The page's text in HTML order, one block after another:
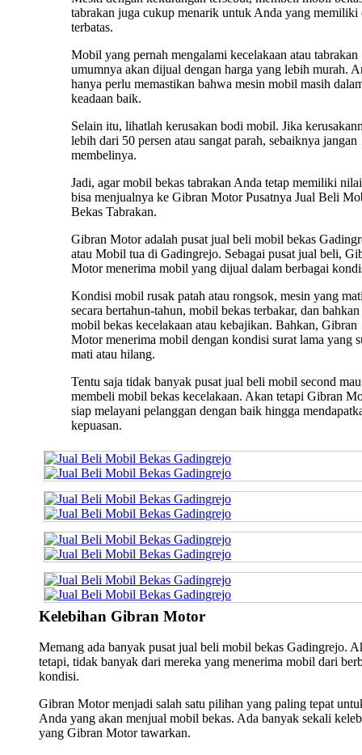
tabrakan juga cukup menarik untuk Anda yang memiliki
terbatas.
Mobil yang pernah mengalami kecelakaan atau tabrakan
umumnya akan dijual dengan harga yang lebih murah.
hanya perlu memastikan bahwa mesin mobil masih
keadaan baik.
Selain itu, lihatlah kerusakan bodi mobil. Jika
lebih dari 50 persen atau sangat parah, sebaiknya jangan
membelinya.
Jadi, agar mobil bekas tabrakan Anda tetap memiliki
bisa menjualnya ke Gibran Motor Pusatnya Jual Beli
Bekas Tabrakan.
Gibran Motor adalah pusat jual beli mobil bekas
atau Mobil tua di Gadingrejo. Sebagai pusat jual beli,
Motor menerima mobil yang dijual dalam berbagai
Kondisi mobil rusak patah atau rongsok, mesin yang
secara bertahun-tahun, mobil bekas terbakar, dan bahkan
mobil bekas kecelakaan atau kebajikan. Bahkan, Gibran
Motor menerima mobil dengan kondisi surat lama yang
mati atau hilang.
Tentu saja tidak banyak pusat jual beli mobil second mau
membeli mobil bekas kecelakaan. Akan tetapi Gibran
siap melayani pelanggan dengan baik hingga
kepuasan.
Kelebihan Gibran Motor
Memang ada banyak pusat jual beli mobil bekas Gadingrejo.
tetapi, tidak banyak dari mereka yang menerima mobil dari
kondisi.
Gibran Motor menjadi salah satu pilihan yang paling tepat
Anda yang akan menjual mobil bekas. Ada banyak sekali
yang Gibran Motor tawarkan.